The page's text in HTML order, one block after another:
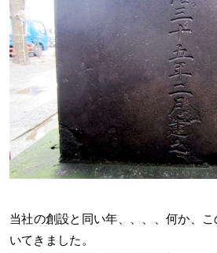
当社の創設と同い年、、、、何か、
いてきました。